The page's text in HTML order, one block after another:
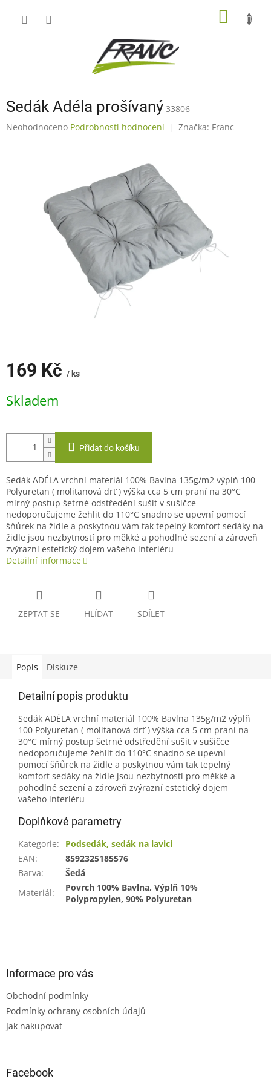
Sedák Adéla prošívaný 33806
Průměrné
hvězdiček.
Neohodnoceno Podrobnosti hodnocení Značka: Franc
169 Kč / ks
cena:
Skladem
Přidat do košíku
Sedák ADÉLA vrchní materiál 100% Bavlna 135g/m2 výplň 100
Polyuretan ( molitanová drť ) výška cca 5 cm praní na 30°C
mírný postup šetrné odstředění sušit v sušičce
nedoporučujeme žehlit do 110°C snadno se upevní pomocí
šňůrek na židle a poskytnou vám tak tepelný komfort sedáky na
židle jsou nezbytností pro měkké a pohodlné sezení a zároveň
zvýrazní estetický dojem vašeho interiéru
Detailní informace
ZEPTAT SE HLÍDAT SDÍLET
Popis Diskuze
Detailní popis produktu
Sedák ADÉLA vrchní materiál 100% Bavlna 135g/m2 výplň
100 Polyuretan ( molitanová drť ) výška cca 5 cm praní na
30°C mírný postup šetrné odstředění sušit v sušičce
nedoporučujeme žehlit do 110°C snadno se upevní
pomocí šňůrek na židle a poskytnou vám tak tepelný
komfort sedáky na židle jsou nezbytností pro měkké a
pohodlné sezení a zároveň zvýrazní estetický dojem
vašeho interiéru
Doplňkové parametry
Kategorie:
Podsedák, sedák na lavici
EAN:
8592325185576
Barva:
Šedá
Materiál:
Povrch 100% Bavlna, Výplň 10%
Polypropylen, 90% Polyuretan
Informace pro vás
Obchodní podmínky
Podmínky ochrany osobních údajů
Jak nakupovat
Facebook